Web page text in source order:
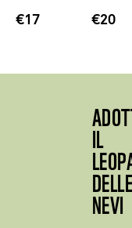
€17 €20
IL
DELLE
NEVI